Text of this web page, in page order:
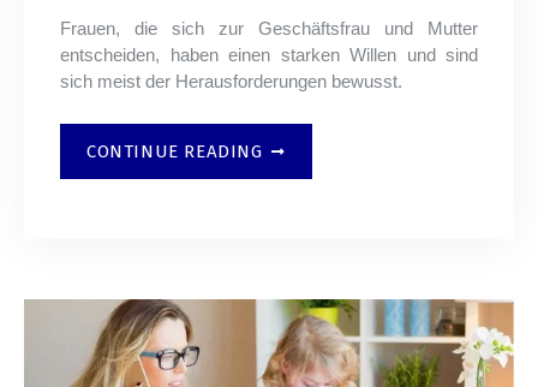
Frauen, die sich zur Geschäftsfrau und Mutter
entscheiden, haben einen starken Willen und sind
sich meist der Herausforderungen bewusst.
CONTINUE READING